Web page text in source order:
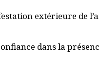
extérieure de
dans la